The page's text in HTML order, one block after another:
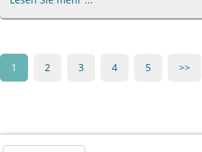
1 2 3 4 5 >>